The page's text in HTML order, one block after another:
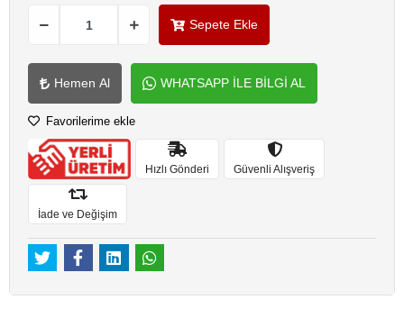
Sepete Ekle
Hemen Al WHATSAPP İLE BİLGİ AL
Favorilerime ekle
Hızlı Gönderi Güvenli Alışveriş
İade ve Değişim